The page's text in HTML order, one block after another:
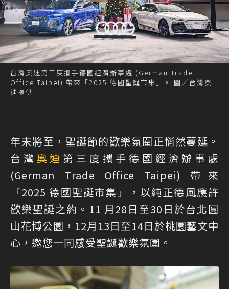
台灣奧迪第三度攜手德國經濟辦事處 (German Trade
Office Taipei) 帶來「2025 德國聖誕市集」。 圖／台灣奧
迪提供
年末將至，聖誕節的歡樂氛圍正悄然蔓延。
台灣 奧迪 第三度攜手德國經濟辦事處
(German Trade Office Taipei) 帶來
「2025 德國聖誕市集」，以純正德風應許
歡樂聖誕之約。11 月28日至30日於台北圓
山花博公園，12月13日至14日於桃園藝文中
心，邀您一同感受聖誕歡樂氛圍。